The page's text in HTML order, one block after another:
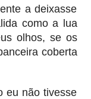
a deixasse
como a lua
olhos, se os
coberta
eu não tivesse